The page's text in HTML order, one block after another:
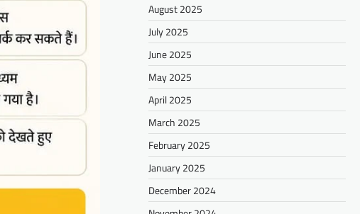
August 2025
July 2025
June 2025
May 2025
April 2025
March 2025
February 2025
January 2025
December 2024